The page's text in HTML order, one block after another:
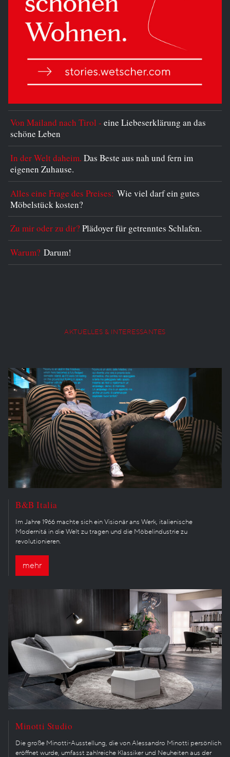
Von Mailand nach Tirol -eine Liebeserklärung an das
schöne Leben
In der Welt daheim.Das Beste aus nah und fern im
eigenen Zuhause.
Alles eine Frage des Preises:Wie viel darf ein gutes
Möbelstück kosten?
Zu mir oder zu dir?Plädoyer für getrenntes Schlafen.
Warum?Darum!
AKTUELLES & INTERESSANTES
B&B Italia
Im Jahre 1966 machte sich ein Visionär ans Werk, italienische
Modernitá in die Welt zu tragen und die Möbelindustrie zu
revolutionieren.
mehr
Minotti Studio
Die große Minotti-Ausstellung, die von Alessandro Minotti persönlich
eröffnet wurde, umfasst zahlreiche Klassiker und Neuheiten aus der